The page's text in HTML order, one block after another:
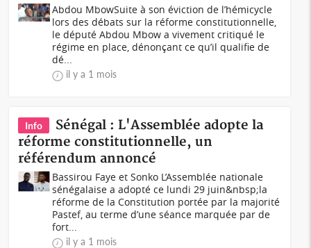
Abdou MbowSuite à son éviction de l’hémicycle
lors des débats sur la réforme constitutionnelle,
le député Abdou Mbow a vivement critiqué le
régime en place, dénonçant ce qu’il qualifie de
dé...
il y a 1 mois
Info
Sénégal : L'Assemblée adopte la
réforme constitutionnelle, un
référendum annoncé
Bassirou Faye et Sonko L’Assemblée nationale
sénégalaise a adopté ce lundi 29 juin&nbsp;la
réforme de la Constitution portée par la majorité
Pastef, au terme d’une séance marquée par de
fort...
il y a 1 mois